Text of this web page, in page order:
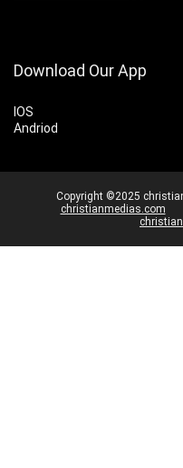
Download Our App
IOS
Andriod
Copyright ©2025
christianmedias.com